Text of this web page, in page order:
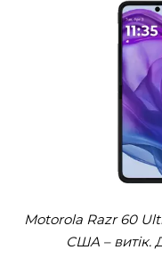
Motorola Razr 60
США – витік.